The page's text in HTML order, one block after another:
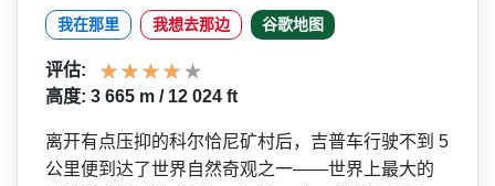
我在那里 我想去那边 谷歌地图
评估:
高度: 3 665 m / 12 024 ft
离开有点压抑的科尔恰尼矿村­后，吉普车行驶不到 5
公里便到达了世界自然奇观之一——世界上最大的